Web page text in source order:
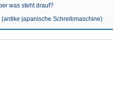
was steht drauf?
japanische Schreibmaschine)